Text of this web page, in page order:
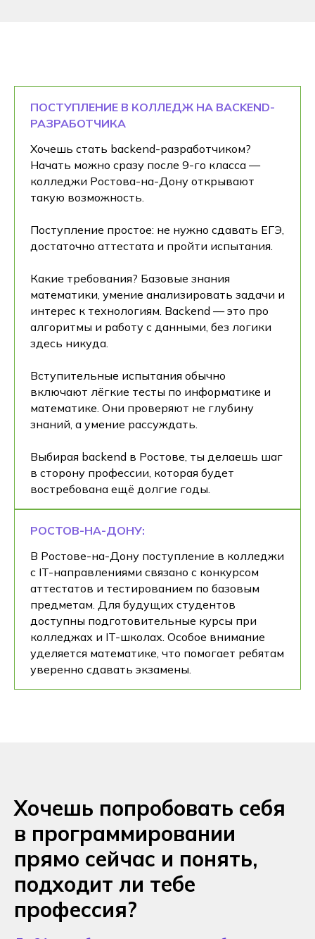
ПОСТУПЛЕНИЕ В КОЛЛЕДЖ НА BACKEND-
РАЗРАБОТЧИКА
Хочешь стать backend-разработчиком?
Начать можно сразу после 9-го класса —
колледжи Ростова-на-Дону открывают
такую возможность.
Поступление простое: не нужно сдавать ЕГЭ,
достаточно аттестата и пройти испытания.
Какие требования? Базовые знания
математики, умение анализировать задачи и
интерес к технологиям. Backend — это про
алгоритмы и работу с данными, без логики
здесь никуда.
Вступительные испытания обычно
включают лёгкие тесты по информатике и
математике. Они проверяют не глубину
знаний, а умение рассуждать.
Выбирая backend в Ростове, ты делаешь шаг
в сторону профессии, которая будет
востребована ещё долгие годы.
РОСТОВ-НА-ДОНУ:
В Ростове-на-Дону поступление в колледжи
с IT-направлениями связано с конкурсом
аттестатов и тестированием по базовым
предметам. Для будущих студентов
доступны подготовительные курсы при
колледжах и IT-школах. Особое внимание
уделяется математике, что помогает ребятам
уверенно сдавать экзамены.
Хочешь попробовать себя
в программировании
прямо сейчас и понять,
подходит ли тебе
профессия?